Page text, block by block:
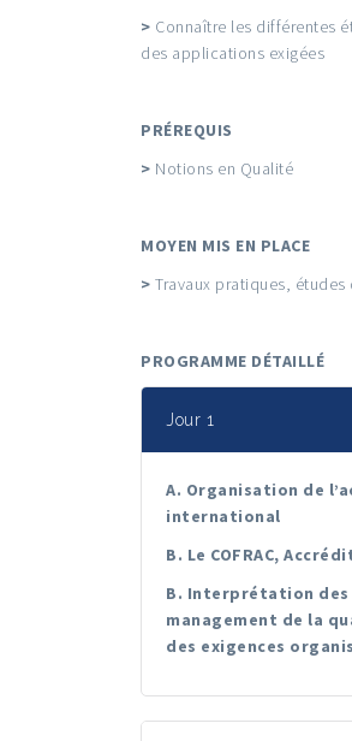
> Connaître les différentes
des applications exigées
PRÉREQUIS
> Notions en Qualité
MOYEN MIS EN PLACE
> Travaux pratiques,
PROGRAMME DÉTAILLÉ
Jour 1
A. Organisation de
international
B. Le COFRAC,
B. Interprétation
management de la
des exigences